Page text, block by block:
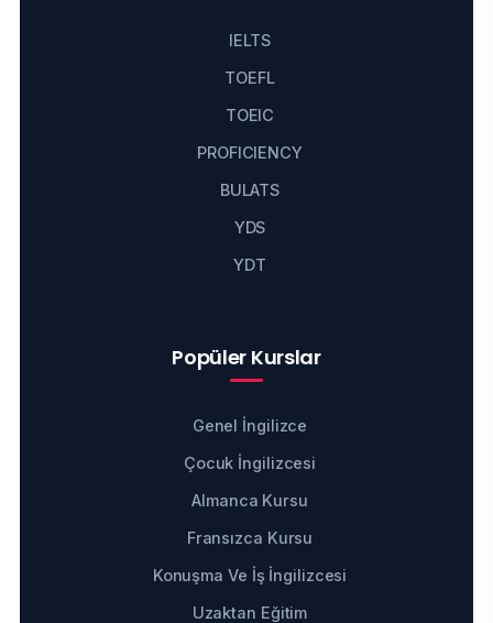
IELTS
TOEFL
TOEIC
PROFICIENCY
BULATS
YDS
YDT
Popüler Kurslar
Genel İngilizce
Çocuk İngilizcesi
Almanca Kursu
Fransızca Kursu
Konuşma Ve İş İngilizcesi
Uzaktan Eğitim